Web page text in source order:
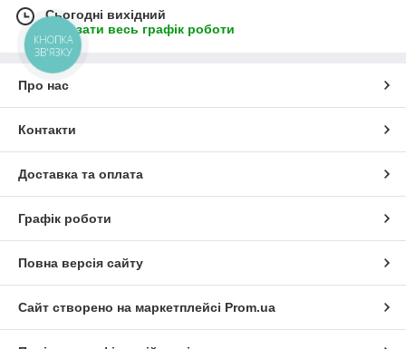
Сьогодні вихідний
Показати весь графік роботи
Про нас
Контакти
Доставка та оплата
Графік роботи
Повна версія сайту
Сайт створено на маркетплейсі Prom.ua
КНОПКА
ЗВ'ЯЗКУ